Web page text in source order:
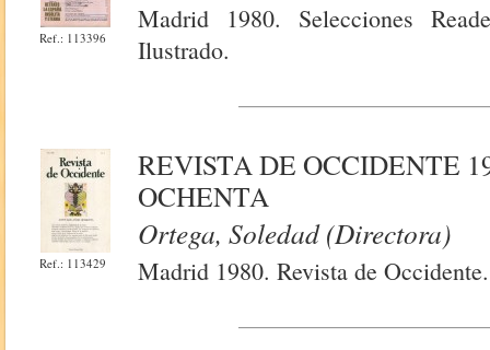
Ref.: 113396
Madrid 1980. Selecciones
Ilustrado.
Ref.: 113429
REVISTA DE OCCIDENTE
OCHENTA
Ortega, Soledad (Directora)
Madrid 1980. Revista de